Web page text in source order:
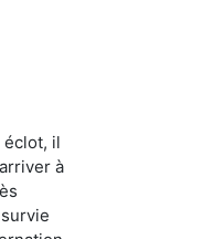
éclot, il
à